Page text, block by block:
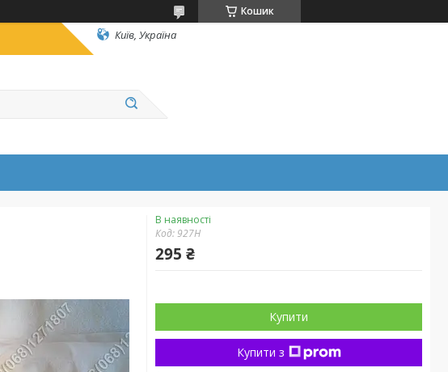
Кошик
Київ, Україна
В наявності
Код:927Н
295 ₴
Купити
Купити з